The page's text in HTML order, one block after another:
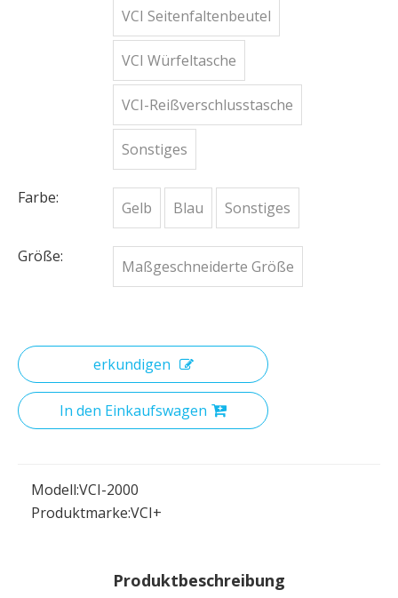
VCI Seitenfaltenbeutel
VCI Würfeltasche
VCI-Reißverschlusstasche
Sonstiges
Farbe:
Gelb Blau Sonstiges
Größe:
Maßgeschneiderte Größe
erkundigen
In den Einkaufswagen
Modell:VCI-2000
Produktmarke:VCI+
Produktbeschreibung